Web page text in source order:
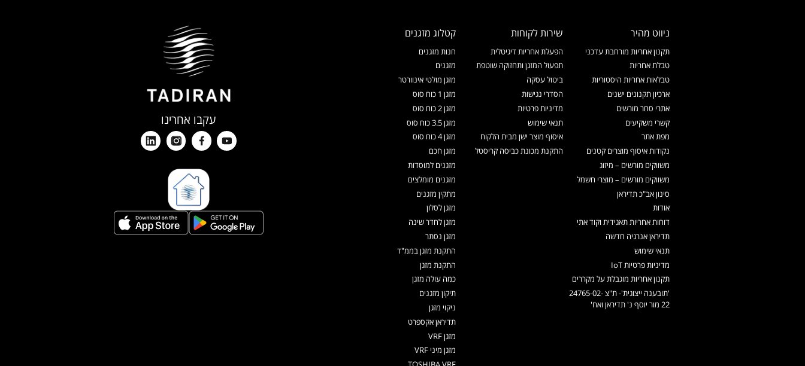
ניווט מהיר
תקנון אחריות מורחבת עדכני
טבלת אחריות
טבלאות אחריות היסטוריות
ארכיון תקנונים ישנים
אתרי סחר מורשים
קשרי משקיעים
מפת אתר
נקודות איסוף מוצרים קטנים
משווקים מורשים – מיזוג
משווקים מורשים – מוצרי חשמל
סינון אב"כ תדיראן
אודות
דוחות אחריות תאגידית וקוד אתי
תדיראן אנרגיה חדשה
תנאי שימוש
מדיניות פרטיות IoT
תקנון אחריות מוגבלת על מקררים
'תובענה ייצוגית'- ת"צ 24765-02-
22 מור יוסף נ' תדיראן ואח'
שירות לקוחות
הפעלת אחריות דיגיטלית
תפעול המזגן ותחזוקה שוטפת
ביטול עסקה
הסדרי נגישות
מדיניות פרטיות
תנאי שימוש
איסוף מוצר ישן מבית הלקוח
התקנת מכונת כביסה קריסטל
קטלוג מזגנים
חנות מזגנים
מזגנים
מזגן מולטי אינוורטר
מזגן 1 כוח סוס
מזגן 2 כוח סוס
מזגן 3.5 כוח סוס
מזגן 4 כוח סוס
מזגן חכם
מזגנים למוסדות
מזגנים מומלצים
מתקין מזגנים
מזגן לסלון
מזגן לחדר שינה
מזגן נסתר
התקנת מזגן בממ"ד
התקנת מזגן
כמה עולה מזגן
תיקון מזגנים
ניקוי מזגן
תדיראן אקספרט
מזגן VRF
מזגן מיני VRF
עקבו אחרינו